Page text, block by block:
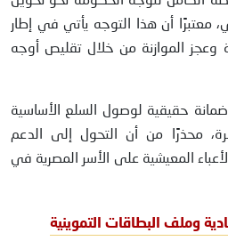
معتبرًا أن هذا التوجه يأتي في إطار
وعجز الموازنة من خلال تقليص أوجه
حقيقية لوصول السلع الأساسية
محذرًا من أن التحول إلى الدعم
المعيشية على الأسر المصرية في
وملف البطاقات التموينية